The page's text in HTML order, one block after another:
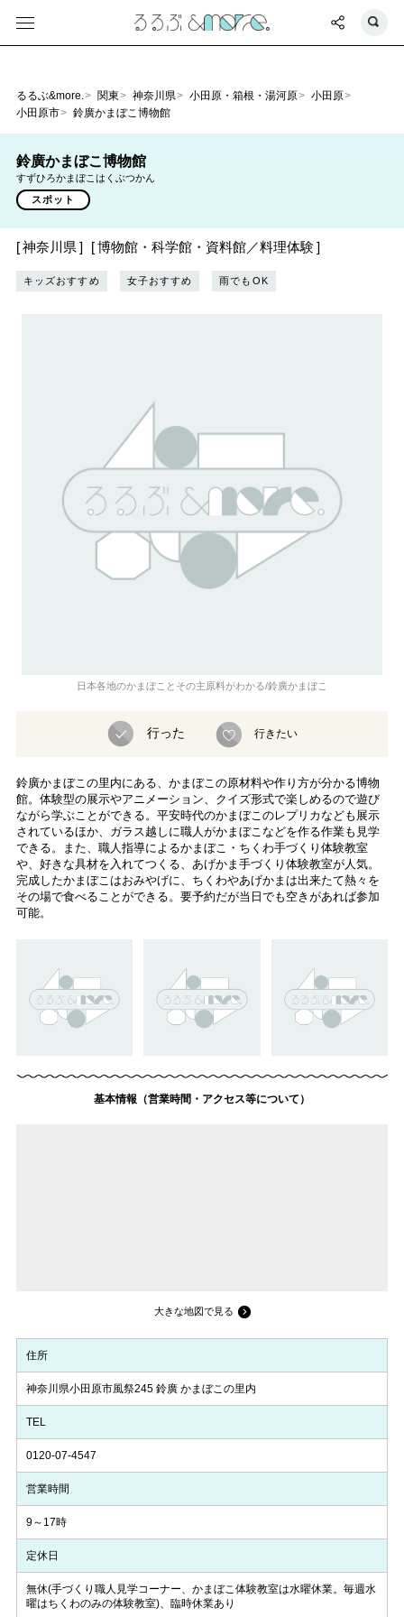
るるぶ&more. 関東 神奈川県 小田原・箱根・湯河原
小田原
小田原市
鈴廣かまぼこ博物館
鈴廣かまぼこ博物館
すずひろかまぼこはくぶつかん
スポット
神奈川県 博物館・科学館・資料館／料理体験
キッズおすすめ 女子おすすめ 雨でもOK
日本各地のかまぼことその主原料がわかる/鈴廣かまぼこ
行った 行きたい
鈴廣かまぼこの里内にある、かまぼこの原材料や作り方が分かる博物
館。体験型の展示やアニメーション、クイズ形式で楽しめるので遊び
ながら学ぶことができる。平安時代のかまぼこのレプリカなども展示
されているほか、ガラス越しに職人がかまぼこなどを作る作業も見学
できる。また、職人指導によるかまぼこ・ちくわ手づくり体験教室
や、好きな具材を入れてつくる、あげかま手づくり体験教室が人気。
完成したかまぼこはおみやげに、ちくわやあげかまは出来たて熱々を
その場で食べることができる。要予約だが当日でも空きがあれば参加
可能。
基本情報（営業時間・アクセス等について）
大きな地図で見る
住所
神奈川県小田原市風祭245 鈴廣 かまぼこの里内
TEL
0120-07-4547
営業時間
9～17時
定休日
無休(手づくり職人見学コーナー、かまぼこ体験教室は水曜休業。毎週水
曜はちくわのみの体験教室)、臨時休業あり